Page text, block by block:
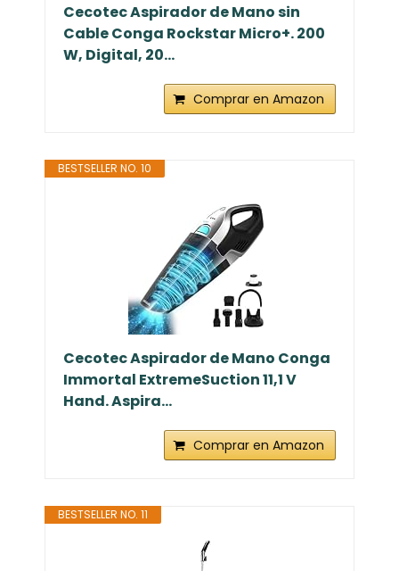
Cecotec Aspirador de Mano sin
Cable Conga Rockstar Micro+. 200
W, Digital, 20...
Comprar en Amazon
BESTSELLER NO. 10
Cecotec Aspirador de Mano Conga
Immortal ExtremeSuction 11,1 V
Hand. Aspira...
Comprar en Amazon
BESTSELLER NO. 11